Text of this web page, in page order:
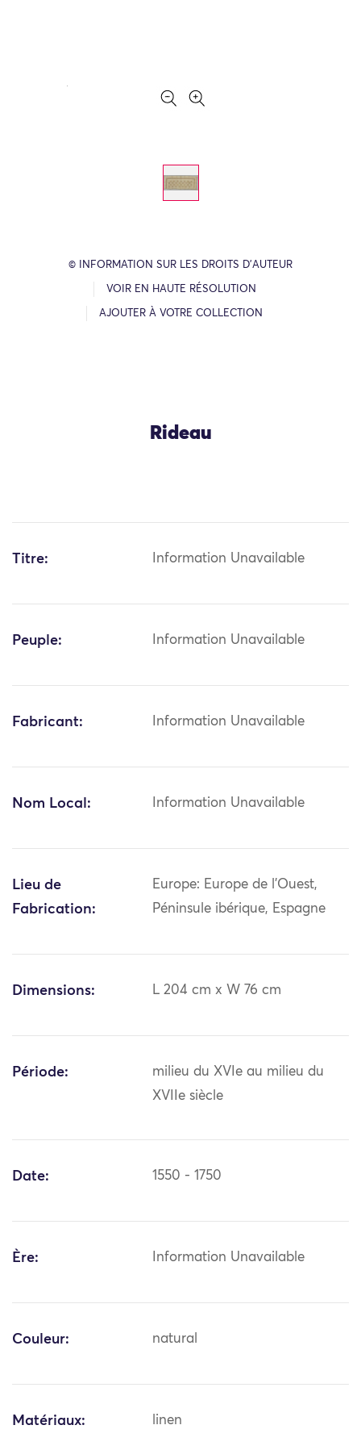
© INFORMATION SUR LES DROITS D’AUTEUR
VOIR EN HAUTE RÉSOLUTION
AJOUTER À VOTRE COLLECTION
Rideau
Titre: Information Unavailable
Peuple: Information Unavailable
Fabricant: Information Unavailable
Nom Local: Information Unavailable
Lieu de
Fabrication:
Europe: Europe de l'Ouest,
Péninsule ibérique, Espagne
Dimensions: L 204 cm x W 76 cm
Période:
milieu du XVIe au milieu du
XVIIe siècle
Date: 1550 - 1750
Ère: Information Unavailable
Couleur: natural
Matériaux: linen